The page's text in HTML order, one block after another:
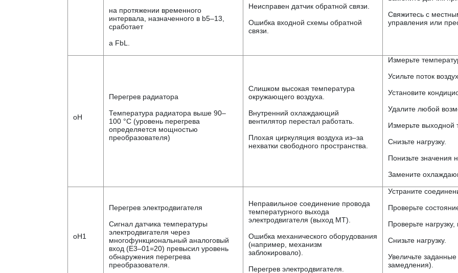
на протяжении временного
интервала, назначенного в b5–13,
сработает
а FbL.
Неисправен датчик обратной связи.
Ошибка входной схемы обратной
связи.
Свяжитесь с
управления или
oH
Перегрев радиатора
Температура радиатора выше 90–
100 °C (уровень перегрева
определяется мощностью
преобразователя)
Слишком высокая температура
окружающего воздуха.
Внутренний охлаждающий
вентилятор перестал работать.
Плохая циркуляция воздуха из–за
нехватки свободного пространства.
Измерьте
Усильте поток
Установите
Удалите любой
Измерьте выходной
Снизьте нагрузку.
Понизьте значения
Замените
oH1
Перегрев электродвигателя
Сигнал датчика температуры
электродвигателя через
многофункциональный аналоговый
вход (E3–01=20) превысил уровень
обнаружения перегрева
преобразователя.
Неправильное соединение провода
температурного выхода
электродвигателя (выход MT).
Ошибка механического оборудования
(например, механизм
заблокировало).
Перегрев электродвигателя.
Устраните
Проверьте
Проверьте
Снизьте нагрузку.
Увеличьте
замедления).